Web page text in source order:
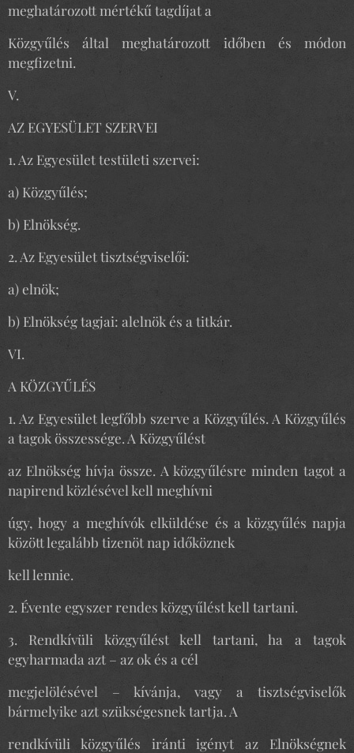
meghatározott mértékű tagdíjat a
Közgyűlés által meghatározott időben és módon
megfizetni.
V.
AZ EGYESÜLET SZERVEI
1. Az Egyesület testületi szervei:
a) Közgyűlés;
b) Elnökség.
2. Az Egyesület tisztségviselői:
a) elnök;
b) Elnökség tagjai: alelnök és a titkár.
VI.
A KÖZGYŰLÉS
1. Az Egyesület legfőbb szerve a Közgyűlés. A Közgyűlés
a tagok összessége. A Közgyűlést
az Elnökség hívja össze. A közgyűlésre minden tagot a
napirend közlésével kell meghívni
úgy, hogy a meghívók elküldése és a közgyűlés napja
között legalább tizenöt nap időköznek
kell lennie.
2. Évente egyszer rendes közgyűlést kell tartani.
3. Rendkívüli közgyűlést kell tartani, ha a tagok
egyharmada azt – az ok és a cél
megjelölésével – kívánja, vagy a tisztségviselők
bármelyike azt szükségesnek tartja. A
rendkívüli közgyűlés iránti igényt az Elnökségnek